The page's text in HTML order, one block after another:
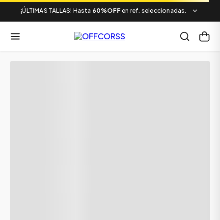
¡ÚLTIMAS TALLAS! Hasta 60%OFF en ref. seleccionadas.